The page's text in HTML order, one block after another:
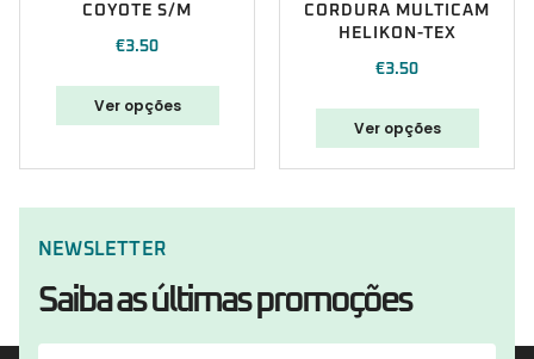
COYOTE S/M
€3.50
Ver opções
CORDURA MULTICAM
HELIKON-TEX
€3.50
Ver opções
NEWSLETTER
Saiba as últimas promoções